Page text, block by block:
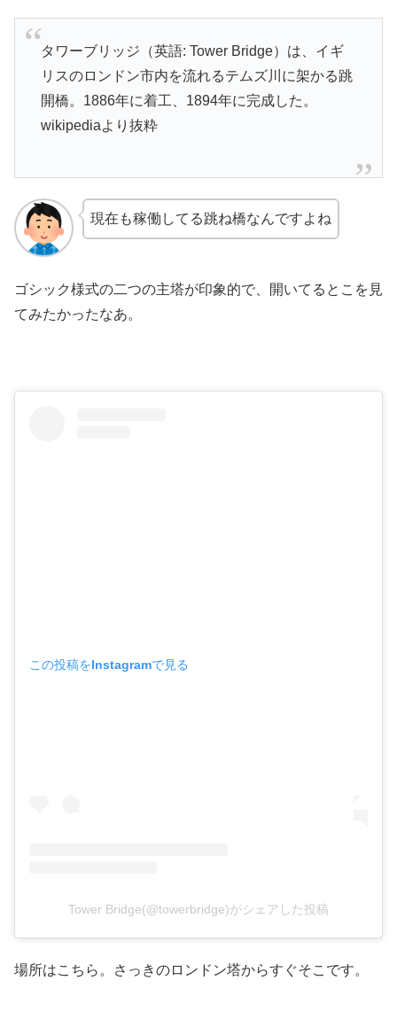
タワーブリッジ（英語: Tower Bridge）は、イギ
リスのロンドン市内を流れるテムズ川に架かる跳
開橋。1886年に着工、1894年に完成した。
wikipediaより抜粋
現在も稼働してる跳ね橋なんですよね
ゴシック様式の二つの主塔が印象的で、開いてるとこを見
てみたかったなあ。
この投稿をInstagramで見る
Tower Bridge(@towerbridge)がシェアした投稿
場所はこちら。さっきのロンドン塔からすぐそこです。